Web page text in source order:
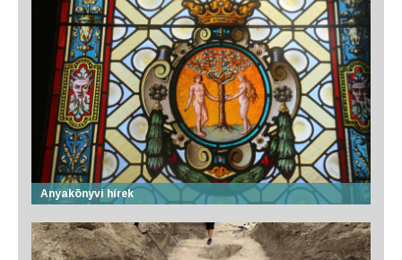
Anyakönyvi hírek